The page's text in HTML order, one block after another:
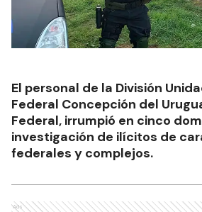
El personal de la División
Federal Concepción del
Federal, irrumpió en cinco
investigación de ilícitos de
federales y complejos.
Ads